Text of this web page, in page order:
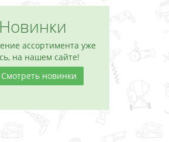
Новинки
ассортимента уже
на нашем сайте!
Смотреть новинки